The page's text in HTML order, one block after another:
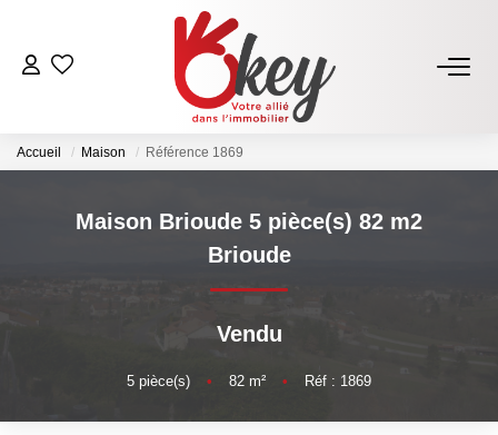
ACHETER
Acheter Avec Okey
Estimer Mon Bien
Accueil Maison Référence 1869
Maison Brioude 5 pièce(s) 82 m2
Brioude
Vendu
5 pièce(s) • 82 m² • Réf : 1869